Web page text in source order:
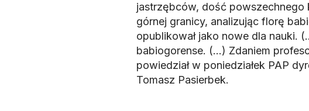
jastrzębców, dość
górnej granicy, analizując florę
opublikował jako nowe dla nauki.
babiogorense. (…) Zdaniem
powiedział w poniedziałek PAP
Tomasz Pasierbek.